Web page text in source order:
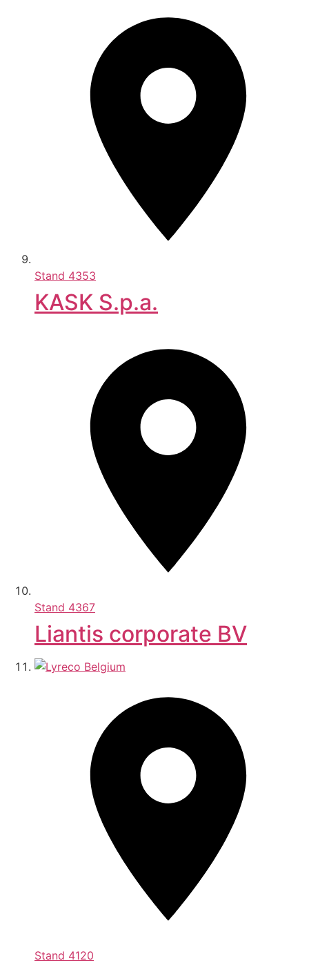
Stand 4353
KASK S.p.a.
Stand 4367
Liantis corporate BV
Stand 4120